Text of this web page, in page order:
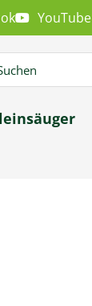
YouTube